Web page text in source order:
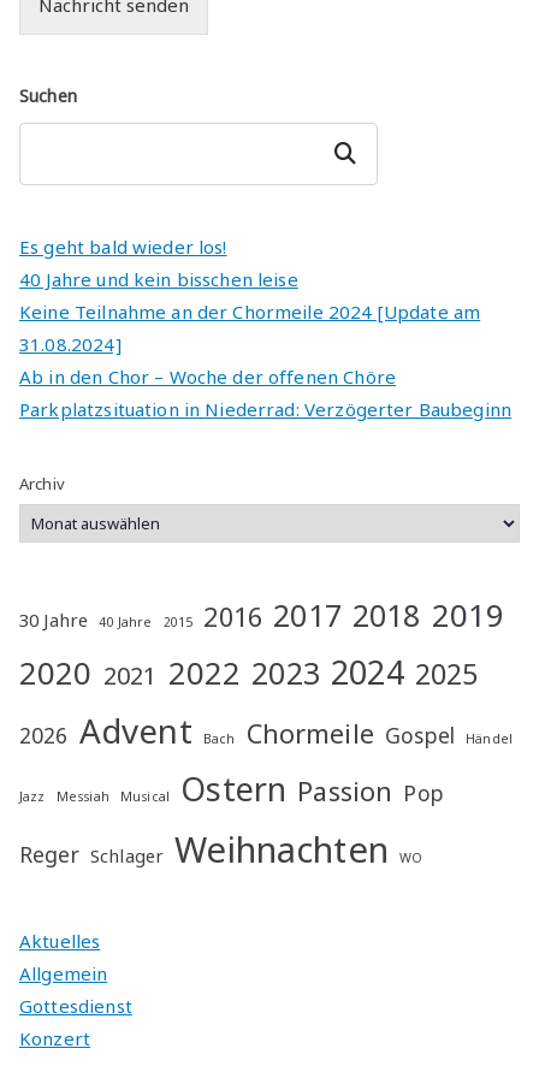
n
ti
v
e
:
Suchen
Suchen
Es geht bald wieder los!
40 Jahre und kein bisschen leise
Keine Teilnahme an der Chormeile 2024 [Update am
31.08.2024]
Ab in den Chor – Woche der offenen Chöre
Parkplatzsituation in Niederrad: Verzögerter Baubeginn
Archiv
30 Jahre 40 Jahre 2015 2016 2017 2018 2019
2020 2021 2022 2023 2024 2025
2026 Advent Bach Chormeile Gospel Händel
Jazz Messiah Musical Ostern Passion Pop
Reger Schlager Weihnachten WO
Aktuelles
Allgemein
Gottesdienst
Konzert